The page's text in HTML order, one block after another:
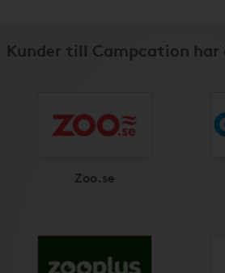
Kunder till Campcation har
Zoo.se